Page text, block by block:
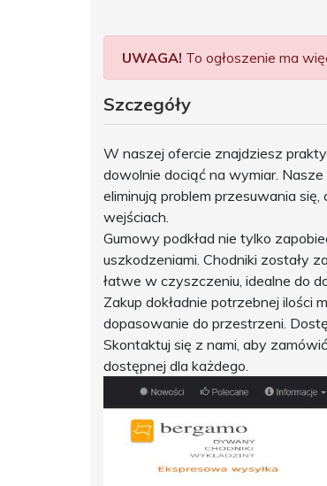
UWAGA! To ogłoszenie ma
Szczegóły
W naszej ofercie znajdziesz
dowolnie dociąć na wymiar.
eliminują problem przesuwania
wejściach.
Gumowy podkład nie tylko
uszkodzeniami. Chodniki zostały
łatwe w czyszczeniu, idealne do
Zakup dokładnie potrzebnej ilości
dopasowanie do przestrzeni.
Skontaktuj się z nami, aby
dostępnej dla każdego.